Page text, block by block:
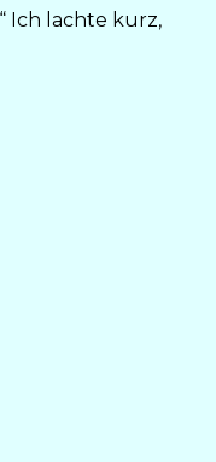
Ich lachte kurz,